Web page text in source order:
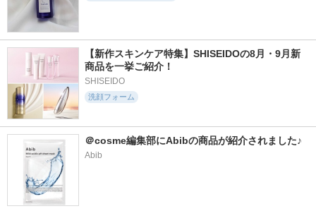
【新作スキンケア特集】SHISEIDOの8月・9月新
商品を一挙ご紹介！
SHISEIDO
洗顔フォーム
＠cosme編集部にAbibの商品が紹介されました♪
Abib